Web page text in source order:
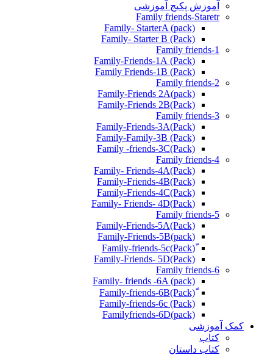
آموزش پکیج آموزشی
Family friends-Staretr
Family- StarterA (pack)
Family- Starter B (Pack)
Family friends-1
(Pack) Family-Friends-1A
(Pack) Family Friends-1B
Family friends-2
Family-Friends 2A(pack)
Family-Friends 2B(Pack)
Family friends-3
(Pack)Family-Friends-3A
Family-Family-3B (Pack)
Family -friends-3C(Pack)
Family friends-4
Family- Friends-4A(Pack)
Family-Friends-4B(Pack)
Family-Friends-4C(Pack)
(Pack)Family- Friends- 4D
Family friends-5
Family-Friends-5A(Pack)
(pack)Family-Friends-5B
ّ(Pack)Family-friends-5c
Family-Friends- 5D(Pack)
Family friends-6
Family- friends -6A (pack)
Family-friends-6c (Pack)
Familyfriends-6D(pack)
کمک آموزشی
کتاب
کتاب داستان